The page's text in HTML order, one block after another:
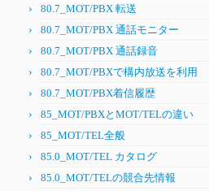
80.7_MOT/PBX 転送
80.7_MOT/PBX 通話モニター
80.7_MOT/PBX 通話録音
80.7_MOT/PBXで構内放送を利用
80.7_MOT/PBX着信履歴
85_MOT/PBXとMOT/TELの違い
85_MOT/TEL全般
85.0_MOT/TEL カタログ
85.0_MOT/TELの競合先情報